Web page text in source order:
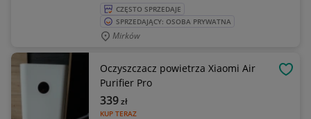
CZĘSTO SPRZEDAJE
SPRZEDAJĄCY: OSOBA PRYWATNA
Mirków
Oczyszczacz powietrza Xiaomi Air
Purifier Pro
KUP TERAZ
339zł